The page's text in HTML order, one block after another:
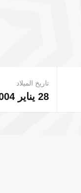
28 يناير 2004
تاريخ الميلاد